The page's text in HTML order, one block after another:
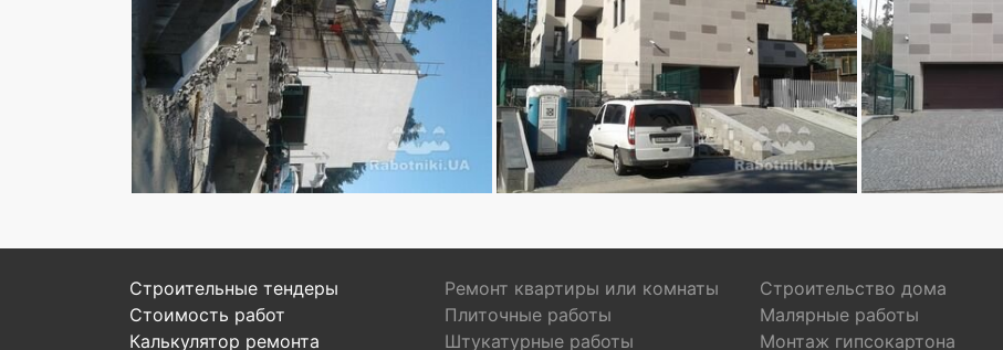
Строительные тендеры
Стоимость работ
Калькулятор ремонта
Ремонт квартиры или комнаты
Строительство дома
Плиточные работы
Малярные работы
Штукатурные работы
Монтаж гипсокартона